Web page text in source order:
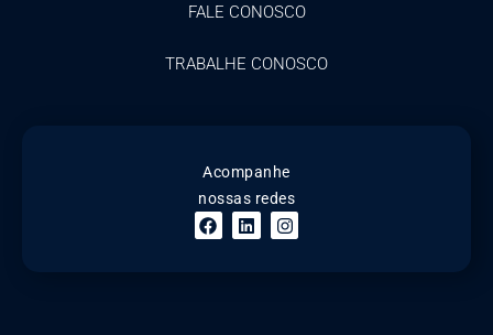
FALE CONOSCO
TRABALHE CONOSCO
Acompanhe
nossas redes